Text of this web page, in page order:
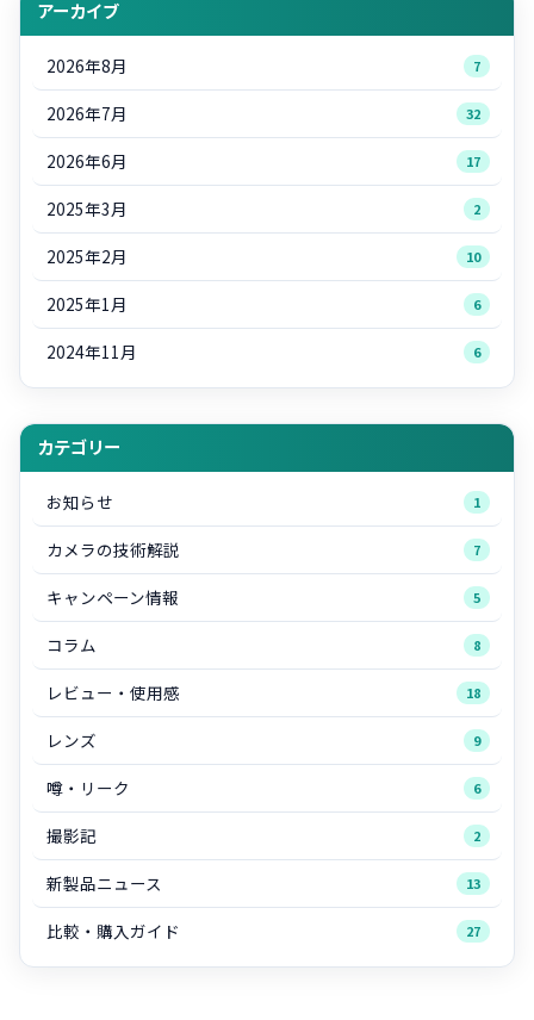
アーカイブ
2026年8月 7
2026年7月 32
2026年6月 17
2025年3月 2
2025年2月 10
2025年1月 6
2024年11月 6
カテゴリー
お知らせ 1
カメラの技術解説 7
キャンペーン情報 5
コラム 8
レビュー・使用感 18
レンズ 9
噂・リーク 6
撮影記 2
新製品ニュース 13
比較・購入ガイド 27